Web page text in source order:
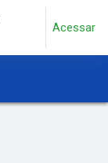
Acessar